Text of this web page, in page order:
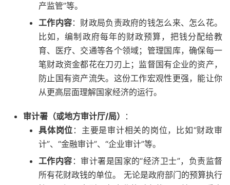
产监管”等。
工作内容：财政局负责政府的钱怎么来、怎么花。
比如，编制政府每年的财政预算，把钱分配给教
育、医疗、交通等各个领域；管理国库，确保每一
笔财政资金都花在刀刃上；监督国有企业的资产，
防止国有资产流失。这份工作宏观性更强，能让你
从更高层面理解国家经济的运行。
审计署（或地方审计厅/局）
：
具体岗位 ：主要是审计相关的岗位，比如“财政审
计”、“金融审计”、“企业审计”等。
工作内容 ：审计署是国家的“经济卫士”，负责监督
所有花财政钱的单位。 无论是政府部门的预算执行